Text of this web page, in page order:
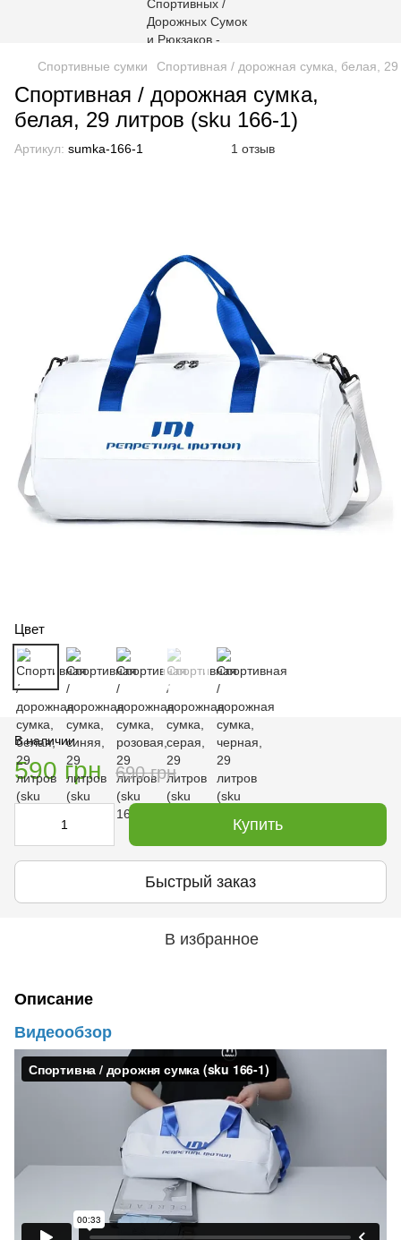
Спортивные сумки Спортивная / дорожная сумка, белая,
Спортивная / дорожная сумка,
белая, 29 литров (sku 166-1)
Артикул: sumka-166-1 1 отзыв
Цвет
В наличии
590 грн 690 грн
Купить
Быстрый заказ
В избранное
Описание
Видеообзор